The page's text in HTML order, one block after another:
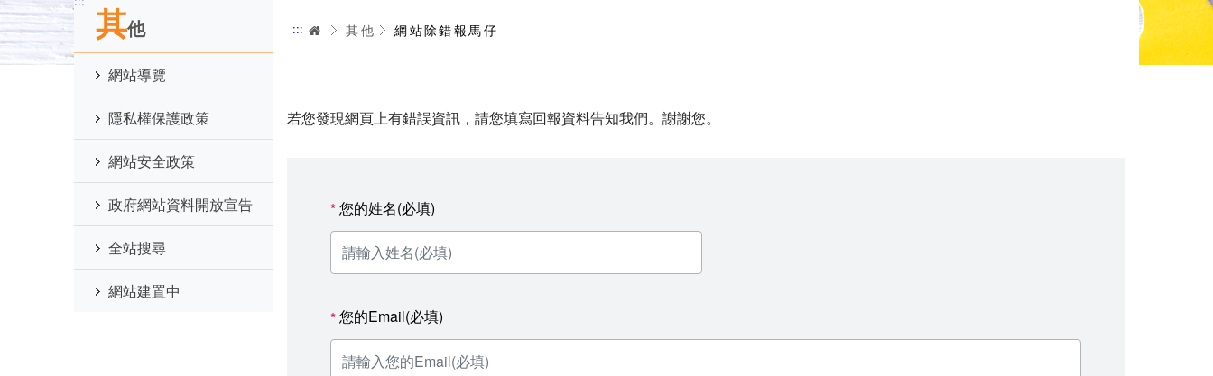
其他
網站導覽
隱私權保護政策
網站安全政策
政府網站資料開放宣告
全站搜尋
網站建置中
::: 首頁其他 網站除錯報馬仔
若您發現網頁上有錯誤資訊，請您填寫回報資料告知我們。謝謝您。
*您的姓名(必填)
*您的Email(必填)